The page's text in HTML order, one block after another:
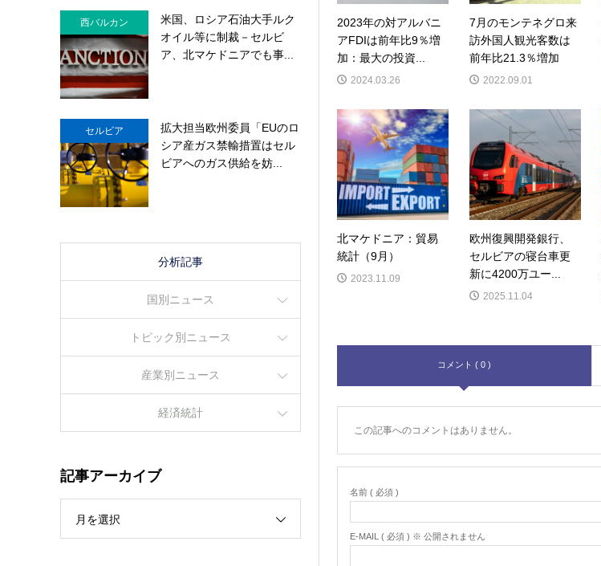
2023年の対アルバニ
アFDIは前年比9％増
加：最大の投資...
2024.03.26
7月のモンテネグロ来
訪外国人観光客数は
前年比21.3％増加
2022.09.01
北マケドニア：貿易
統計（9月）
2023.11.09
欧州復興開発銀行、
セルビアの寝台車更
新に4200万ユー...
2025.11.04
コメント ( 0 )
この記事へのコメントはありません。
名前 ( 必須 )
E-MAIL ( 必須 ) ※ 公開されません
西バルカン
米国、ロシア石油大手ルク
オイル等に制裁－セルビ
ア、北マケドニアでも事...
セルビア
拡大担当欧州委員「EUのロ
シア産ガス禁輸措置はセル
ビアへのガス供給を妨...
分析記事
国別ニュース
トピック別ニュース
産業別ニュース
経済統計
記事アーカイブ
月を選択